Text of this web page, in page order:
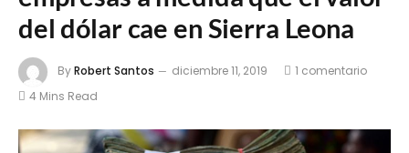
del dólar cae en Sierra Leona
ByRobert Santos diciembre 11, 2019
1 comentario
4 Mins Read